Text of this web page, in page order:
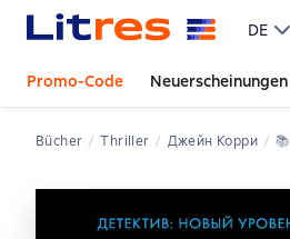
DE
Promo-Code Neuerscheinungen
Bücher Thriller Джейн Корри 📚